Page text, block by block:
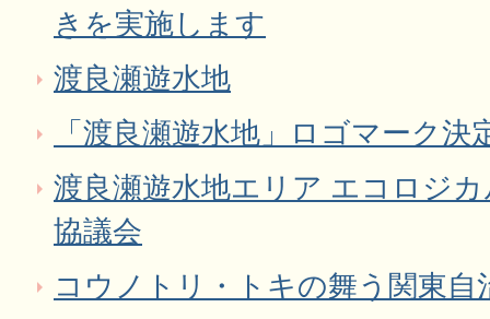
きを実施します
渡良瀬遊水地
「渡良瀬遊水地」ロゴマーク決
渡良瀬遊水地エリア エコロジ
協議会
コウノトリ・トキの舞う関東自